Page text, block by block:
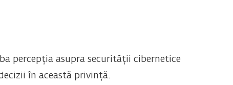
percepția asupra securității cibernetice
în această privință.